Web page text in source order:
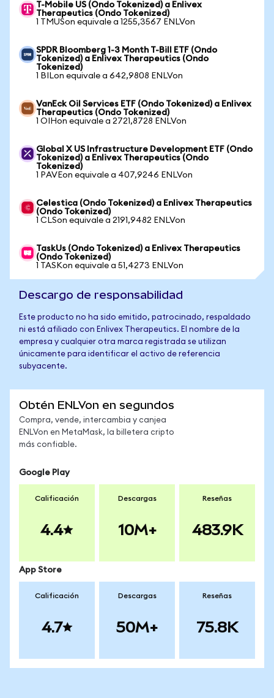
T-Mobile US (Ondo Tokenized) a Enlivex
Therapeutics (Ondo Tokenized)
1 TMUSon equivale a 1255,3567 ENLVon
SPDR Bloomberg 1-3 Month T-Bill ETF (Ondo
Tokenized) a Enlivex Therapeutics (Ondo
Tokenized)
1 BILon equivale a 642,9808 ENLVon
VanEck Oil Services ETF (Ondo Tokenized) a Enlivex
Therapeutics (Ondo Tokenized)
1 OIHon equivale a 2721,8728 ENLVon
Global X US Infrastructure Development ETF (Ondo
Tokenized) a Enlivex Therapeutics (Ondo
Tokenized)
1 PAVEon equivale a 407,9246 ENLVon
Celestica (Ondo Tokenized) a Enlivex Therapeutics
(Ondo Tokenized)
1 CLSon equivale a 2191,9482 ENLVon
TaskUs (Ondo Tokenized) a Enlivex Therapeutics
(Ondo Tokenized)
1 TASKon equivale a 51,4273 ENLVon
Descargo de responsabilidad
Este producto no ha sido emitido, patrocinado, respaldado
ni está afiliado con Enlivex Therapeutics. El nombre de la
empresa y cualquier otra marca registrada se utilizan
únicamente para identificar el activo de referencia
subyacente.
Obtén ENLVon en segundos
Compra, vende, intercambia y canjea
ENLVon en MetaMask, la billetera cripto
más confiable.
Google Play
Calificación
4.4
Descargas
10M+
Reseñas
483.9K
App Store
Calificación
4.7
Descargas
50M+
Reseñas
75.8K